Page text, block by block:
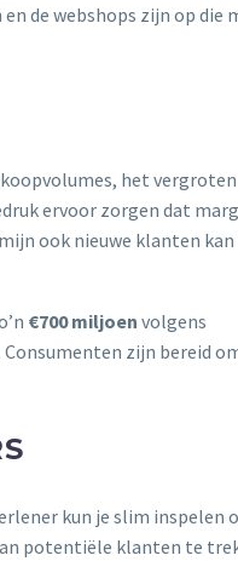
de webshops zijn op die
het vergroten
ervoor zorgen dat
ook nieuwe klanten kan
€700 miljoen volgens
zijn bereid
kun je slim inspelen
potentiële klanten te